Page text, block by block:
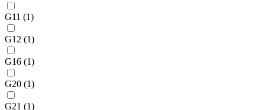
G11 (1)
G12 (1)
G16 (1)
G20 (1)
G21 (1)